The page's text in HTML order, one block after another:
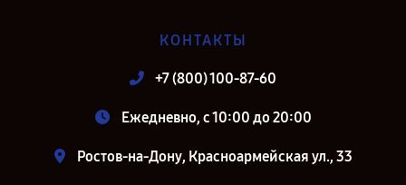
КОНТАКТЫ
+7 (800) 100-87-60
Ежедневно, с 10:00 до 20:00
Ростов-на-Дону, Красноармейская ул., 33